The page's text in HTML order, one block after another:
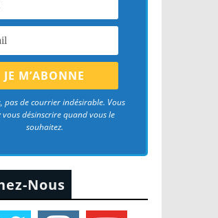
pas de courrier indésirable. Vous
vous désinscrire quand vous le
souhaitez.
Nous